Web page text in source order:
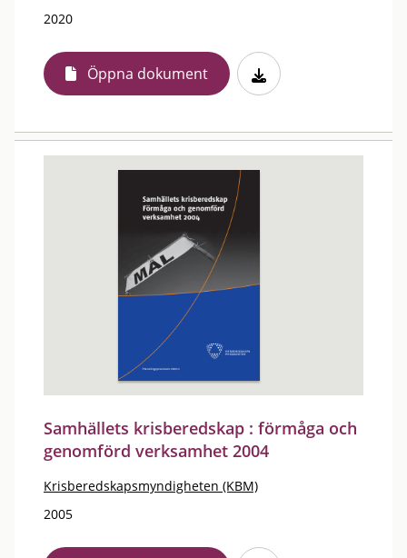
2020
Öppna dokument
Samhällets krisberedskap : förmåga och
genomförd verksamhet 2004
Krisberedskapsmyndigheten (KBM)
2005